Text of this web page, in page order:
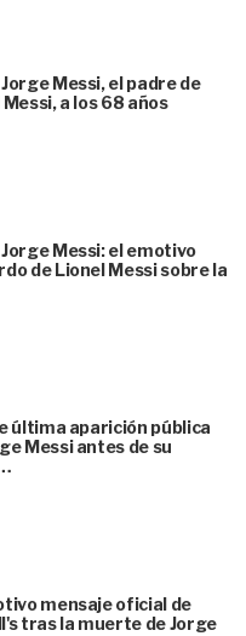
Messi, el padre de
a los 68 años
Messi: el emotivo
de Lionel Messi sobre la
última aparición pública
Messi antes de su
mensaje oficial de
tras la muerte de Jorge